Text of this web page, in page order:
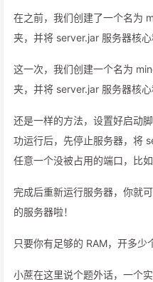
在之前，我们创建了一个名为
夹，并将 server.jar 服务器核心
这一次，我们创建一个名为
夹，并将 server.jar 服务器核
还是一样的方法，设置好启动
功运行后，先停止服务器，将
任意一个没被占用的端口，比
完成后重新运行服务器，你就
的服务器啦！
只要你有足够的 RAM，开多少
小蔗在这里说个题外话，一个